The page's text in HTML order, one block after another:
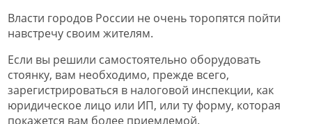
Власти городов России не очень торопятся пойти
навстречу своим жителям.
Если вы решили самостоятельно оборудовать
стоянку, вам необходимо, прежде всего,
зарегистрироваться в налоговой инспекции, как
юридическое лицо или ИП, или ту форму, которая
покажется вам более приемлемой.